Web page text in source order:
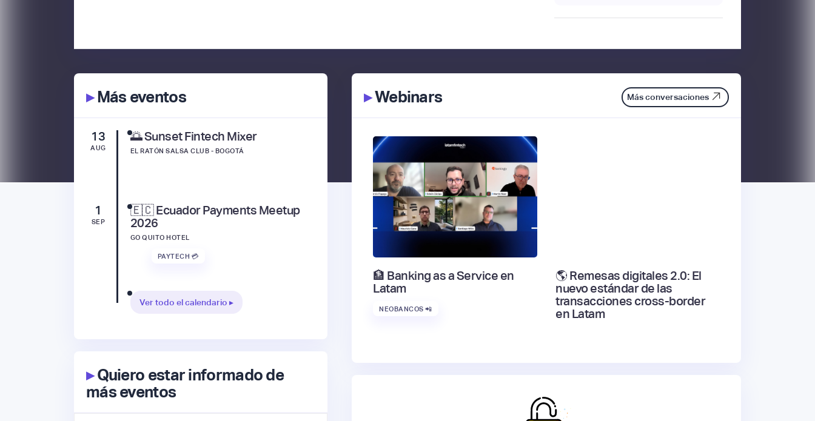
▸Más eventos
13
AUG
🌅 Sunset Fintech Mixer
EL RATÓN SALSA CLUB - BOGOTÁ
1
SEP
🇪🇨 Ecuador Payments Meetup
2026
GO QUITO HOTEL
PAYTECH 💳
Ver todo el calendario ▸
▸Quiero estar informado de
más eventos
▸Webinars Más conversaciones
🏦 Banking as a Service en
Latam
NEOBANCOS 📲
🌎 Remesas digitales 2.0: El
nuevo estándar de las
transacciones cross-border
en Latam